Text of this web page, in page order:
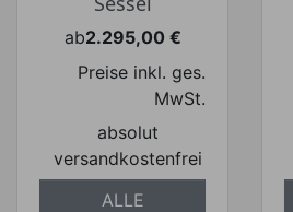
ab
Preis
2.295,00 €
Preise inkl. ges.
MwSt.
absolut
versandkostenfrei
ALLE